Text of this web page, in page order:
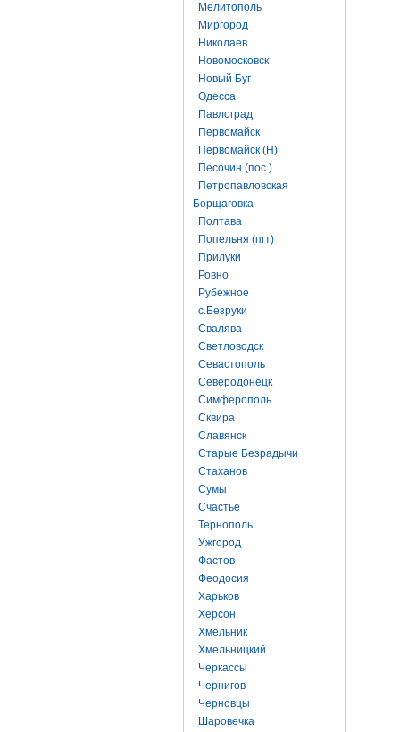
Мелитополь
Миргород
Николаев
Новомосковск
Новый Буг
Одесса
Павлоград
Первомайск
Первомайск (Н)
Песочин (пос.)
Петропавловская
Борщаговка
Полтава
Попельня (пгт)
Прилуки
Ровно
Рубежное
с.Безруки
Свалява
Светловодск
Севастополь
Северодонецк
Симферополь
Сквира
Славянск
Старые Безрадычи
Стаханов
Сумы
Счастье
Тернополь
Ужгород
Фастов
Феодосия
Харьков
Херсон
Хмельник
Хмельницкий
Черкассы
Чернигов
Черновцы
Шаровечка